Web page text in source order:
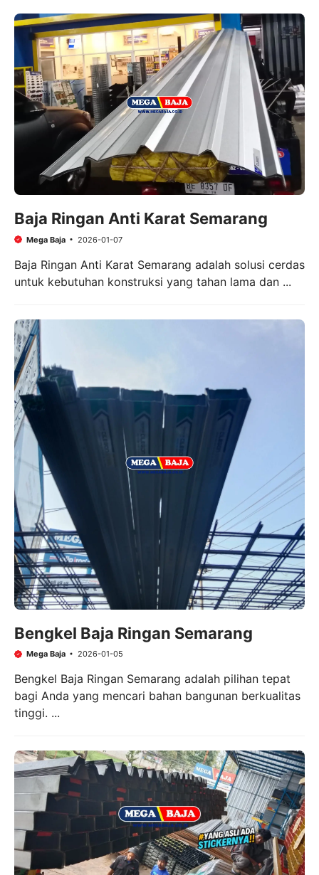
Baja Ringan Anti Karat Semarang
Mega Baja 2026-01-07
Baja Ringan Anti Karat Semarang adalah solusi cerdas
untuk kebutuhan konstruksi yang tahan lama dan ...
Bengkel Baja Ringan Semarang
Mega Baja 2026-01-05
Bengkel Baja Ringan Semarang adalah pilihan tepat
bagi Anda yang mencari bahan bangunan berkualitas
tinggi. ...